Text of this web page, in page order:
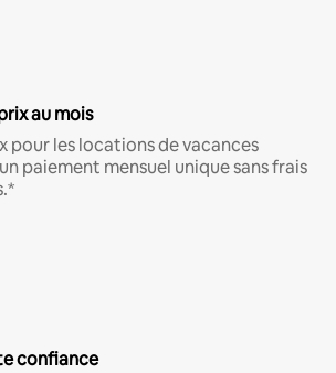
au mois
pour les locations de vacances
paiement mensuel unique sans frais
confiance